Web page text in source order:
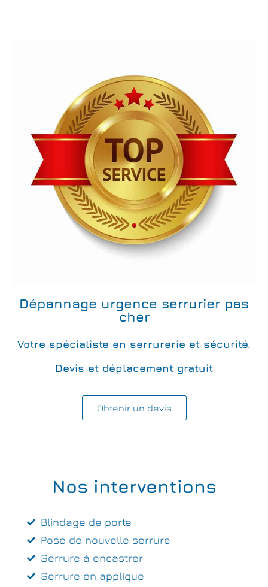
Dépannage urgence serrurier pas
cher
Votre spécialiste en serrurerie et sécurité.
Devis et déplacement gratuit
Obtenir un devis
Nos interventions
Blindage de porte
Pose de nouvelle serrure
Serrure à encastrer
Serrure en applique